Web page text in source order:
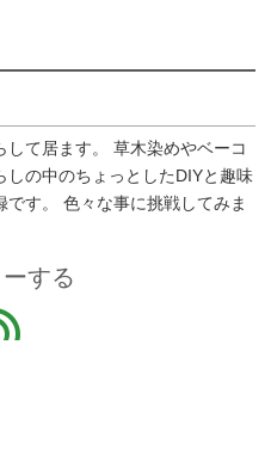
して居ます。 草木染めやベーコ
しの中のちょっとしたDIYと趣味
です。 色々な事に挑戦してみま
する